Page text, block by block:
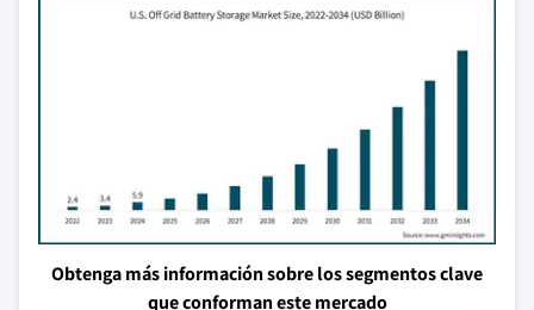
Obtenga más información sobre los segmentos clave
que conforman este mercado